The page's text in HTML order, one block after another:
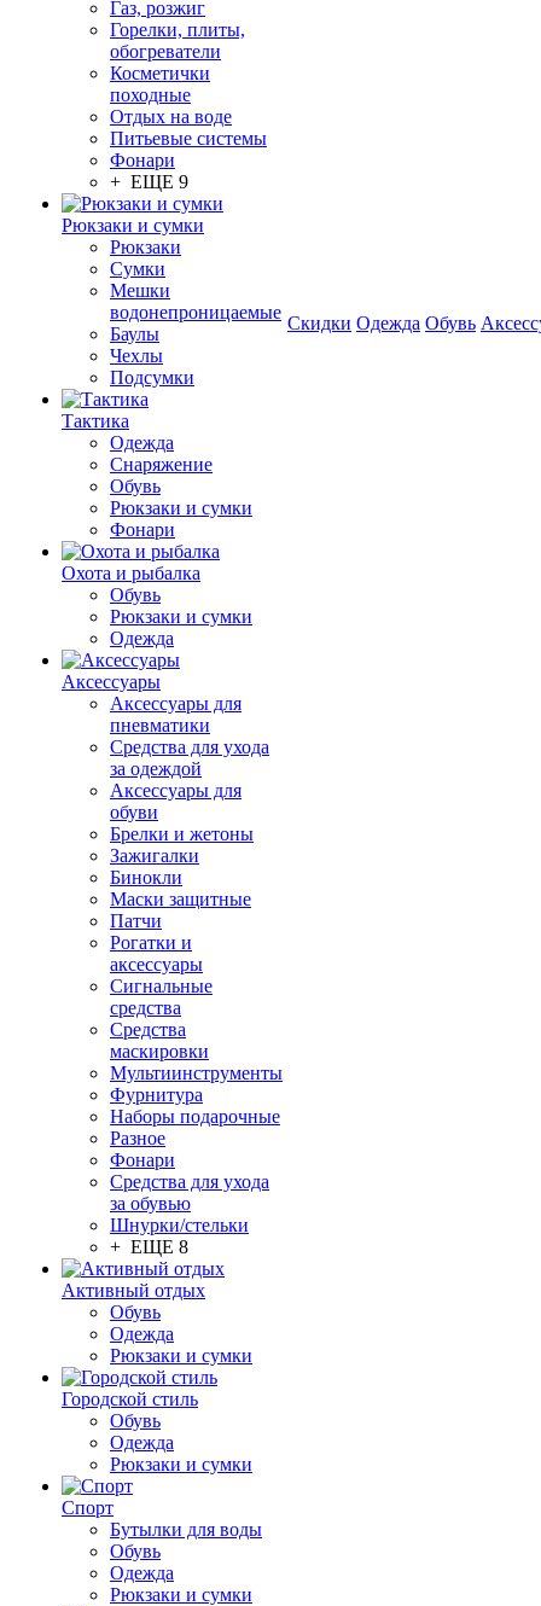
Газ, розжиг
Горелки, плиты,
обогреватели
Косметички
походные
Отдых на воде
Питьевые системы
Фонари
+ ЕЩЕ 9
Рюкзаки и сумки
Рюкзаки
Сумки
Мешки
водонепроницаемые
Баулы
Чехлы
Подсумки
Тактика
Одежда
Снаряжение
Обувь
Рюкзаки и сумки
Фонари
Охота и рыбалка
Обувь
Рюкзаки и сумки
Одежда
Аксессуары
Аксессуары для
пневматики
Средства для ухода
за одеждой
Аксессуары для
обуви
Брелки и жетоны
Зажигалки
Бинокли
Маски защитные
Патчи
Рогатки и
аксессуары
Сигнальные
средства
Средства
маскировки
Мультиинструменты
Фурнитура
Наборы подарочные
Разное
Фонари
Средства для ухода
за обувью
Шнурки/стельки
+ ЕЩЕ 8
Активный отдых
Обувь
Одежда
Рюкзаки и сумки
Городской стиль
Обувь
Одежда
Рюкзаки и сумки
Спорт
Бутылки для воды
Обувь
Одежда
Рюкзаки и сумки
Скидки Одежда Обувь